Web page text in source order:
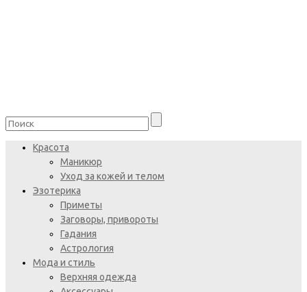
Красота
Маникюр
Уход за кожей и телом
Эзотерика
Приметы
Заговоры, привороты
Гадания
Астрология
Мода и стиль
Верхняя одежда